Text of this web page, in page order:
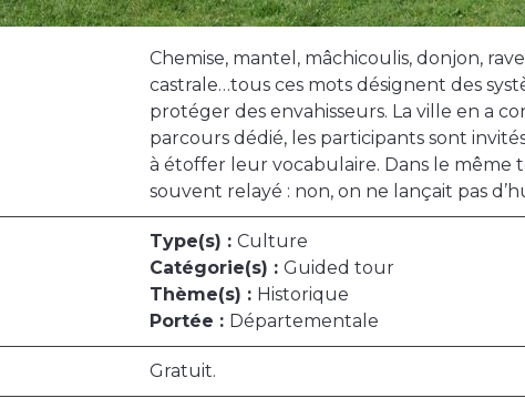
Chemise, mantel, mâchicoulis, donjon,
castrale…tous ces mots désignent des
protéger des envahisseurs. La ville en a
parcours dédié, les participants sont
à étoffer leur vocabulaire. Dans le même
souvent relayé : non, on ne lançait pas
Type(s) : Culture
Catégorie(s) : Guided tour
Thème(s) : Historique
Portée : Départementale
Gratuit.